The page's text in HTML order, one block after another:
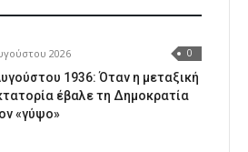
2026 0
1936: Όταν η μεταξική
έβαλε τη Δημοκρατία
«γύψο»